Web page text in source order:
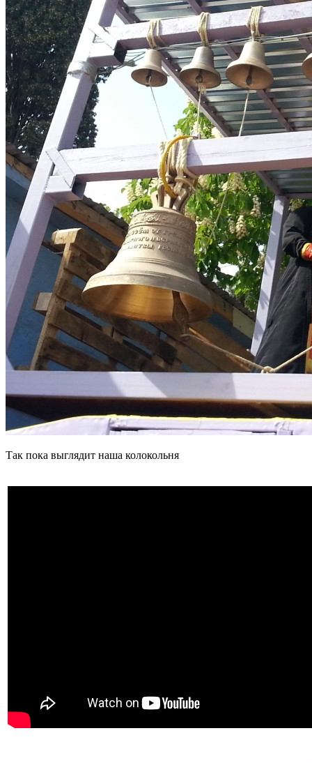
Так пока выглядит наша колокольня